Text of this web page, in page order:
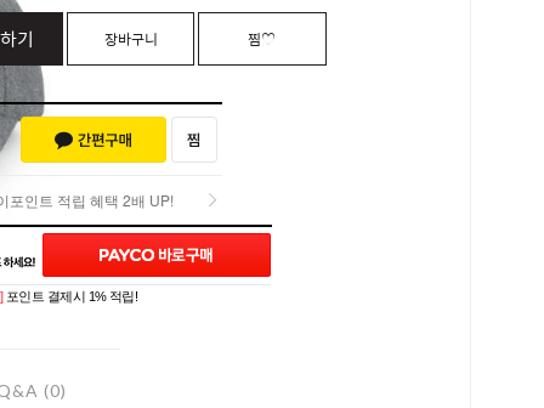
기 장바구니 찜♡
포인트 적립 혜택 2배 UP!
포인트 적립 혜택 2배 UP!
포인트 결제시 1% 적립!
(0)